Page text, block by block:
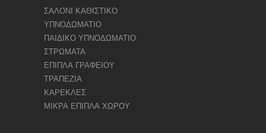
ΣΑΛΟΝΙ ΚΑΘΙΣΤΙΚΟ
ΥΠΝΟΔΩΜΑΤΙΟ
ΠΑΙΔΙΚΟ ΥΠΝΟΔΩΜΑΤΙΟ
ΣΤΡΩΜΑΤΑ
ΕΠΙΠΛΑ ΓΡΑΦΕΙΟΥ
ΤΡΑΠΕΖΙΑ
ΚΑΡΕΚΛΕΣ
ΜΙΚΡΑ ΕΠΙΠΛΑ ΧΩΡΟΥ